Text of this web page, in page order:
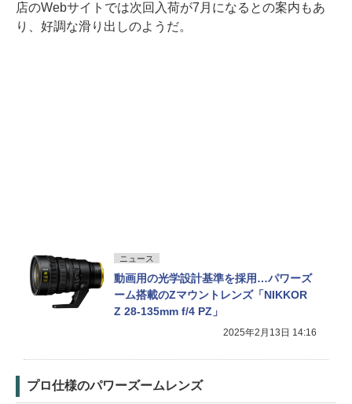
店のWebサイトでは次回入荷が7月になるとの案内もあ
り、好調な滑り出しのようだ。
ニュース
動画用の光学設計基準を採用…パワーズ
ーム搭載のZマウントレンズ「NIKKOR
Z 28-135mm f/4 PZ」
2025年2月13日 14:16
プロ仕様のパワーズームレンズ